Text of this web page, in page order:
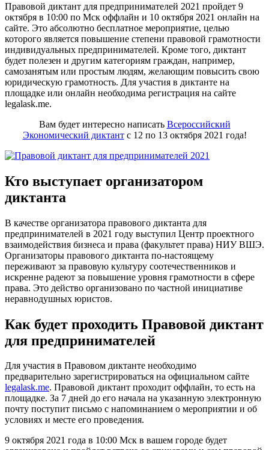
Правовой диктант для предпринимателей 2021 пройдет 9
октября в 10:00 по Мск оффлайн и 10 октября 2021 онлайн на
сайте. Это абсолютно бесплатное мероприятие, целью
которого является повышение степени правовой грамотности
индивидуальных предпринимателей. Кроме того, диктант
будет полезен и другим категориям граждан, например,
самозанятым или простым людям, желающим повысить свою
юридическую грамотность. Для участия в диктанте на
площадке или онлайн необходима регистрация на сайте
legalask.me.
Вам будет интересно написать Всероссийский
Экономический диктантс 12 по 13 октября 2021 года!
Кто выступает организатором
диктанта
В качестве организатора правового диктанта для
предпринимателей в 2021 году выступил Центр проектного
взаимодействия бизнеса и права (факультет права) НИУ ВШЭ.
Организаторы правового диктанта по-настоящему
переживают за правовую культуру соотечественников и
искренне радеют за повышение уровня грамотности в сфере
права. Это действо организовано по частной инициативе
неравнодушных юристов.
Как будет проходить Правовой диктант
для предпринимателей
Для участия в Правовом диктанте необходимо
предварительно зарегистрироваться на официальном сайте
legalask.me. Правовой диктант проходит оффлайн, то есть на
площадке. За 7 дней до его начала на указанную электронную
почту поступит письмо с напоминанием о мероприятии и об
условиях и месте его проведения.
9 октября 2021 года в 10:00 Мск в вашем городе будет